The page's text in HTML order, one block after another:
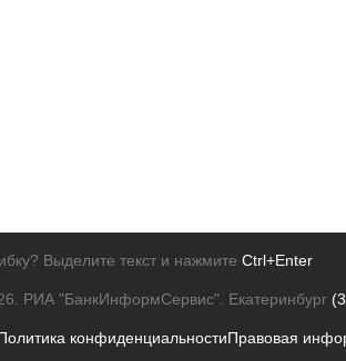
Выделите текст и нажмите Ctrl+Enter
РИА "БанкИнформСервис". Екатеринбург
конфиденциальностиПравовая